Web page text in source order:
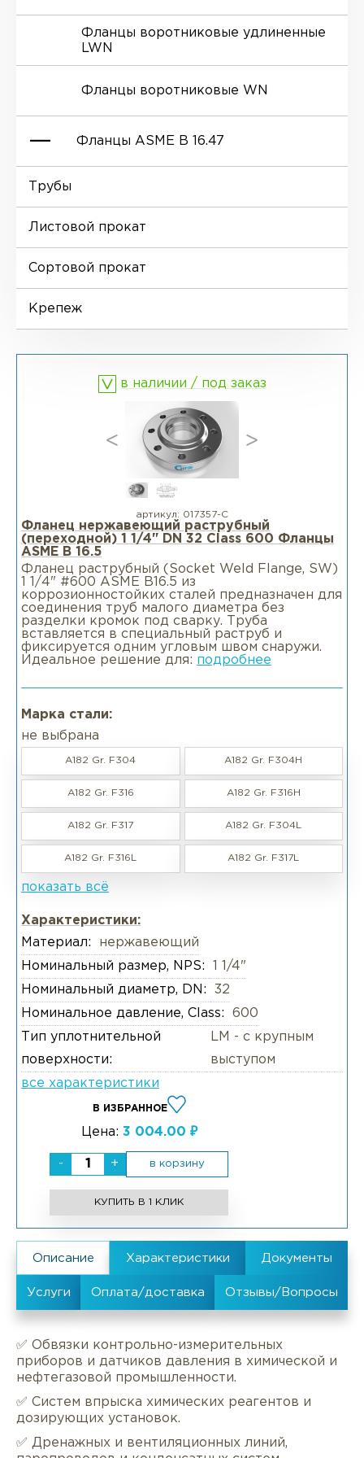
Отводы EN 10253-4
Отводы MSS SP-75
Переходы DIN 2616-1
Переходы DIN 2616-2
Ниппели
Фланцы воротниковые удлиненные
LWN
Фланцы воротниковые WN
Фланцы ASME B 16.47
Трубы
Листовой прокат
Сортовой прокат
Крепеж
в наличии / под заказ
артикул: 017357-С
Фланец нержавеющий раструбный
(переходной) 1 1/4" DN 32 Class 600 Фланцы
ASME B 16.5
Фланец раструбный (Socket Weld Flange, SW)
1 1/4" #600 ASME B16.5 из
коррозионностойких сталей предназначен для
соединения труб малого диаметра без
разделки кромок под сварку. Труба
вставляется в специальный раструб и
фиксируется одним угловым швом снаружи.
Идеальное решение для: подробнее
Марка стали:
не выбрана
A182 Gr. F304 A182 Gr. F304H
A182 Gr. F316 A182 Gr. F316H
A182 Gr. F317 A182 Gr. F304L
A182 Gr. F316L A182 Gr. F317L
показать всё
Характеристики:
Материал:
нержавеющий
Номинальный размер, NPS:
1 1/4"
Номинальный диаметр, DN:
32
Номинальное давление, Class:
600
Тип уплотнительной
поверхности:
LM - с крупным
выступом
все характеристики
В ИЗБРАННОЕ
Цена: 3 004.00 ₽
- + в корзину
КУПИТЬ В 1 КЛИК
✅ Обвязки контрольно-измерительных
приборов и датчиков давления в химической и
нефтегазовой промышленности.
✅ Систем впрыска химических реагентов и
дозирующих установок.
✅ Дренажных и вентиляционных линий,